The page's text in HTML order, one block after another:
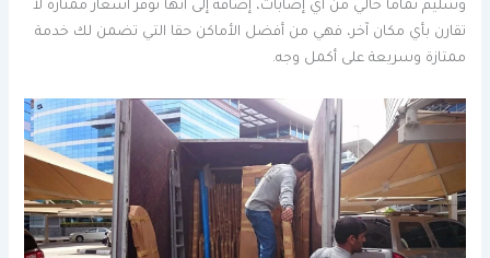
وسليم تمامًا خالي من أي إصابات، إضافة إلى أنها توفر أسعار ممتازة لا
تقارن بأي مكان آخر، فهي من أفضل الأماكن حقا التي تضمن لك خدمة
ممتازة وسريعة على أكمل وجه.